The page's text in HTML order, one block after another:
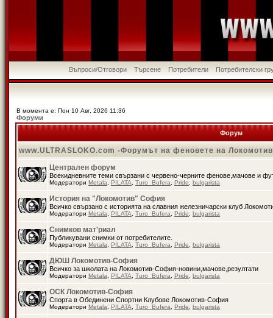
Въпроси/Отговори Търсене Потребители Потребителски
В момента е: Пон 10 Авг, 2026 11:36
Форуми
Форум
www.ULTRASLOKO.com -Форумът на феновете на
Централен форум
Всекидневните теми свързани с червено-черните фенове,мачове и
Модератори Metala PILATA Turo_Bufera Pride bulgarista
История на "Локомотив" София
Всичко свързано с историята на славния железничарски клуб
Модератори Metala PILATA Turo_Bufera Pride bulgarista
Снимков мат'риал
Публикувани снимки от потребителите.
Модератори Metala PILATA Turo_Bufera Pride bulgarista
ДЮШ Локомотив-София
Всичко за школата на Локомотив-София-новини,мачове,резултати
Модератори Metala PILATA Turo_Bufera Pride bulgarista
ОСК Локомотив-София
Спорта в Обединени Спортни Клубове Локомотив-София
Модератори Metala PILATA Turo_Bufera Pride bulgarista